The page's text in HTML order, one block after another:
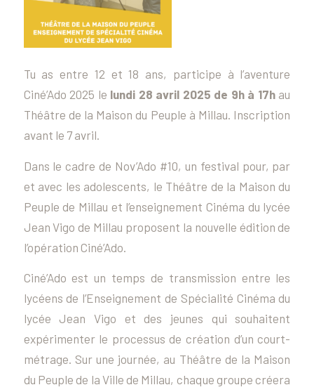
Tu as entre 12 et 18 ans, participe à l’aventure
Ciné’Ado 2025 le lundi 28 avril 2025 de 9h à 17hau
Théâtre de la Maison du Peuple à Millau. Inscription
avant le 7 avril.
Dans le cadre de Nov’Ado #10, un festival pour, par
et avec les adolescents, le Théâtre de la Maison du
Peuple de Millau et l’enseignement Cinéma du lycée
Jean Vigo de Millau proposent la nouvelle édition de
l’opération Ciné’Ado.
Ciné’Ado est un temps de transmission entre les
lycéens de l’Enseignement de Spécialité Cinéma du
lycée Jean Vigo et des jeunes qui souhaitent
expérimenter le processus de création d’un court-
métrage. Sur une journée, au Théâtre de la Maison
du Peuple de la Ville de Millau, chaque groupe créera